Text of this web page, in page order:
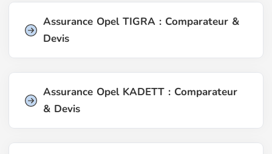
Assurance Opel TIGRA : Comparateur &
Devis
Assurance Opel KADETT : Comparateur
& Devis